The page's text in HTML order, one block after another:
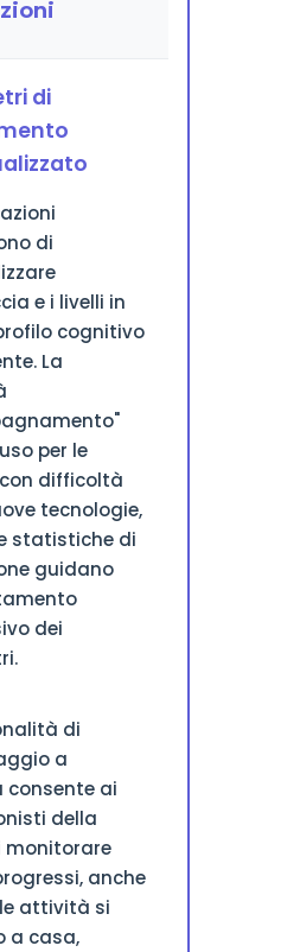
di
di
e i livelli in
cognitivo
La
per le
difficoltà
tecnologie,
statistiche di
guidano
dei
di
a
consente ai
della
monitorare
anche
attività si
a casa,